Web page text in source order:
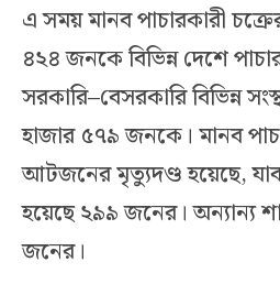
এ সময় মানব পাচারকারী
৪২৪ জনকে বিভিন্ন দেশে
সরকারি–বেসরকারি বিভিন্ন
হাজার ৫৭৯ জনকে। মানব
আটজনের মৃত্যুদণ্ড হয়েছে,
হয়েছে ২৯৯ জনের। অন্যান্য
জনের।